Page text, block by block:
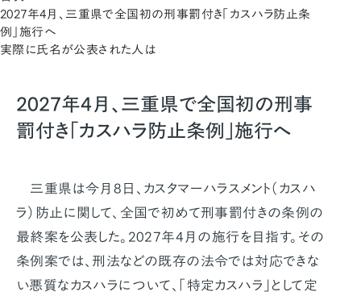
2027年4月、三重県で全国初の刑事罰付き「カスハラ防止条
例」施行へ
実際に氏名が公表された人は
2027年4月、三重県で全国初の刑事
罰付き「カスハラ防止条例」施行へ
三重県は今月8日、カスタマーハラスメント（カスハ
ラ）防止に関して、全国で初めて刑事罰付きの条例の
最終案を公表した。2027年4月の施行を目指す。その
条例案では、刑法などの既存の法令では対応できな
い悪質なカスハラについて、「特定カスハラ」として定